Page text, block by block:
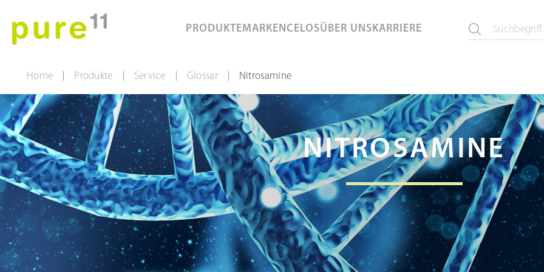
PRODUKTEMARKENCELOSÜBER UNS KARRIERE
Home Produkte Service Glossar Nitrosamine
NITROSAMINE